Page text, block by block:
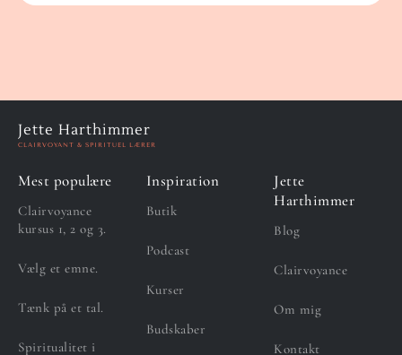
Jette Harthimmer
CLAIRVOYANT & SPIRITUEL LÆRER
Mest populære
Clairvoyance
kursus 1, 2 og 3.
Vælg et emne.
Tænk på et tal.
Spiritualitet i
Inspiration
Butik
Podcast
Kurser
Budskaber
Jette
Harthimmer
Blog
Clairvoyance
Om mig
Kontakt